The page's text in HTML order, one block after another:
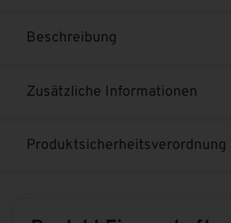
Beschreibung
Zusätzliche Informationen
Produktsicherheitsverordnung